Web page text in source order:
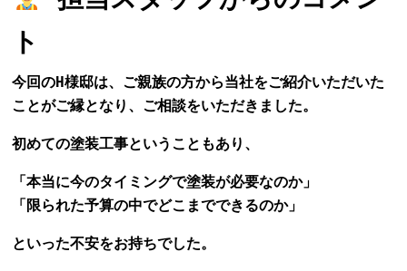
ト
今回のH様邸は、ご親族の方から当社をご紹介いただいた
ことがご縁となり、ご相談をいただきました。
初めての塗装工事ということもあり、
「本当に今のタイミングで塗装が必要なのか」
「限られた予算の中でどこまでできるのか」
といった不安をお持ちでした。